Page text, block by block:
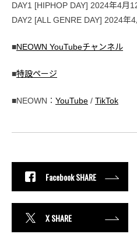
DAY1 [HIPHOP DAY] 2024年4月
DAY2 [ALL GENRE DAY] 2024年
■NEOWN YouTubeチャンネル
■特設ページ
■NEOWN： YouTube / TikTok
Facebook SHARE
X SHARE